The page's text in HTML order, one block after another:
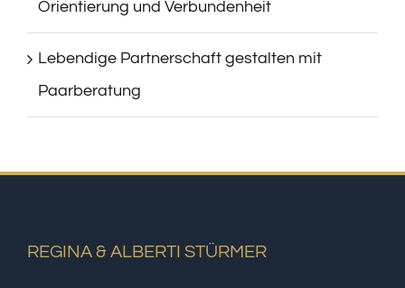
Orientierung und Verbundenheit
Lebendige Partnerschaft gestalten mit
Paarberatung
REGINA & ALBERTI STÜRMER